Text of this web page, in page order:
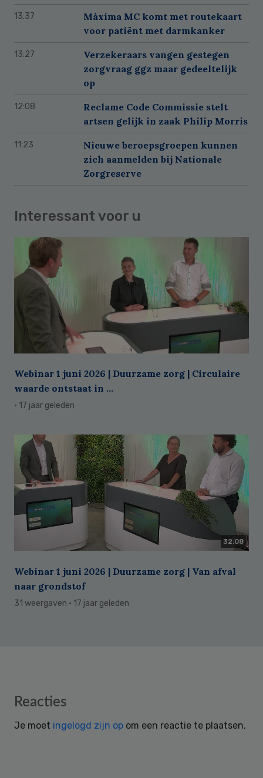
13:37
Máxima MC komt met routekaart
voor patiënt met darmkanker
13:27
Verzekeraars vangen gestegen
zorgvraag ggz maar gedeeltelijk
op
12:08
Reclame Code Commissie stelt
artsen gelijk in zaak Philip Morris
11:23
Nieuwe beroepsgroepen kunnen
zich aanmelden bij Nationale
Zorgreserve
Interessant voor u
Webinar 1 juni 2026 | Duurzame zorg | Circulaire
waarde ontstaat in ...
· 17 jaar geleden
32:08
Webinar 1 juni 2026 | Duurzame zorg | Van afval
naar grondstof
31 weergaven · 17 jaar geleden
Reader
Reacties
Je moet ingelogd zijn op om een reactie te plaatsen.